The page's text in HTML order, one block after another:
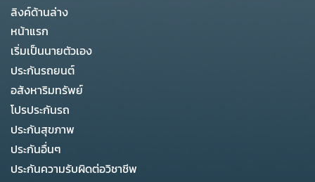
ลิงค์ด้านล่าง
หน้าแรก
เริ่มเป็นนายตัวเอง
ประกันรถยนต์
อสังหาริมทรัพย์
โปรประกันรถ
ประกันสุขภาพ
ประกันอื่นๆ
ประกันความรับผิดต่อวิชาชีพ